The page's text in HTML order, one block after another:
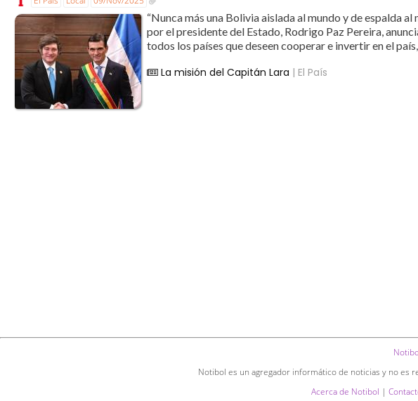
“Nunca más una Bolivia aislada al mundo y de espalda al
por el presidente del Estado, Rodrigo Paz Pereira,
todos los países que deseen cooperar e invertir en el país,
La misión del Capitán Lara | El País
Notibol es un agregador informático de noticias y no es
Acerca de Notibol |